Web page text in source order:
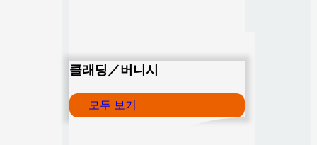
클래딩／버니시
모두 보기